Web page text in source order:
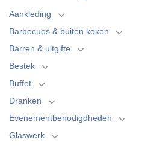
Aankleding
Barbecues & buiten koken
Barren & uitgifte
Bestek
Buffet
Dranken
Evenementbenodigdheden
Glaswerk